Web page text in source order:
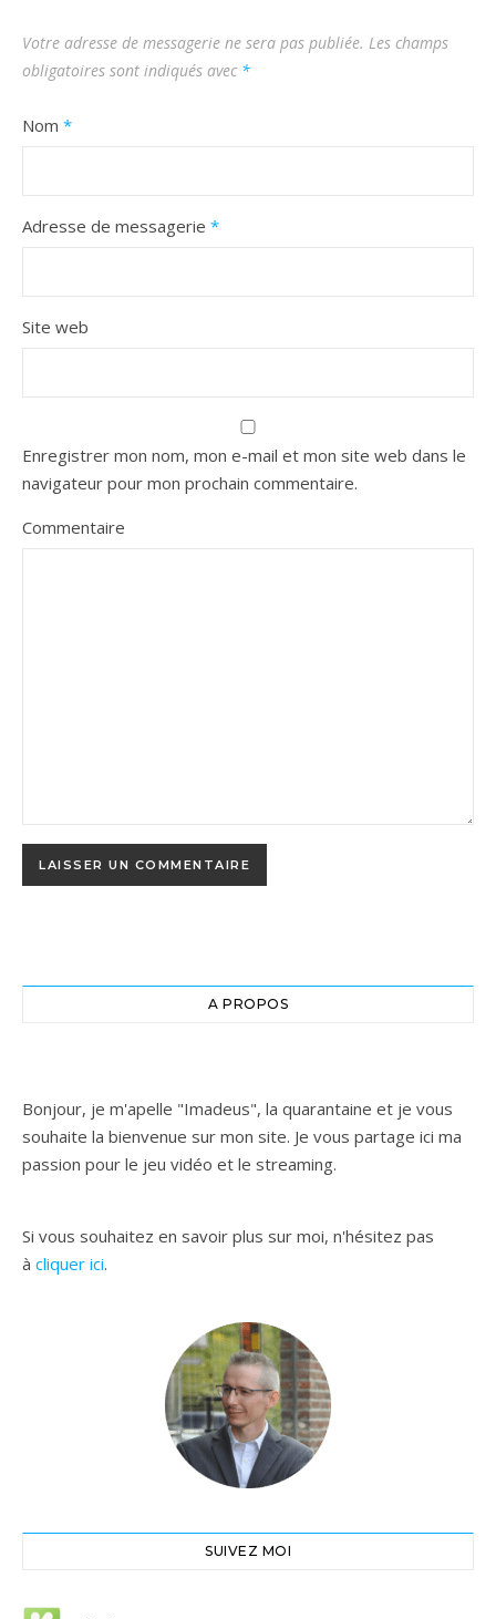
Votre adresse de messagerie ne sera pas publiée. Les champs
obligatoires sont indiqués avec *
Nom *
Adresse de messagerie *
Site web
Enregistrer mon nom, mon e-mail et mon site web dans le
navigateur pour mon prochain commentaire.
Commentaire
A PROPOS
Bonjour, je m'apelle "Imadeus", la quarantaine et je vous
souhaite la bienvenue sur mon site. Je vous partage ici ma
passion pour le jeu vidéo et le streaming.
Si vous souhaitez en savoir plus sur moi, n'hésitez pas
à cliquer ici.
SUIVEZ MOI